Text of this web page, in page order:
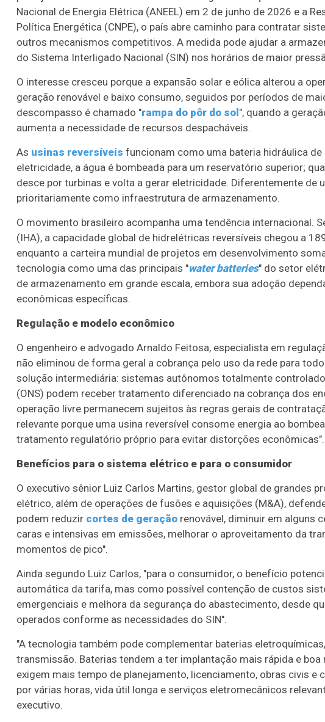
Nacional de Energia Elétrica (ANEEL) em 2 de junho de 2026 e a
Política Energética (CNPE), o país abre caminho para contratar
outros mecanismos competitivos. A medida pode ajudar a
do Sistema Interligado Nacional (SIN) nos horários de maior
O interesse cresceu porque a expansão solar e eólica alterou a
geração renovável e baixo consumo, seguidos por períodos de
descompasso é chamado "rampa do pôr do sol", quando a
aumenta a necessidade de recursos despacháveis.
As usinas reversíveis funcionam como uma bateria hidráulica
eletricidade, a água é bombeada para um reservatório superior;
desce por turbinas e volta a gerar eletricidade. Diferentemente de
prioritariamente como infraestrutura de armazenamento.
O movimento brasileiro acompanha uma tendência internacional.
(IHA), a capacidade global de hidrelétricas reversíveis chegou a
enquanto a carteira mundial de projetos em desenvolvimento
tecnologia como uma das principais "water batteries" do setor
de armazenamento em grande escala, embora sua adoção
econômicas específicas.
Regulação e modelo econômico
O engenheiro e advogado Arnaldo Feitosa, especialista em
não eliminou de forma geral a cobrança pelo uso da rede para
solução intermediária: sistemas autônomos totalmente
(ONS) podem receber tratamento diferenciado na cobrança dos
operação livre permanecem sujeitos às regras gerais de
relevante porque uma usina reversível consome energia ao
tratamento regulatório próprio para evitar distorções econômicas".
Benefícios para o sistema elétrico e para o consumidor
O executivo sênior Luiz Carlos Martins, gestor global de grandes
elétrico, além de operações de fusões e aquisições (M&A),
podem reduzir cortes de geração renovável, diminuir em alguns
caras e intensivas em emissões, melhorar o aproveitamento da
momentos de pico".
Ainda segundo Luiz Carlos, "para o consumidor, o benefício
automática da tarifa, mas como possível contenção de custos
emergenciais e melhora da segurança do abastecimento, desde
operados conforme as necessidades do SIN".
"A tecnologia também pode complementar baterias
transmissão. Baterias tendem a ter implantação mais rápida e
exigem mais tempo de planejamento, licenciamento, obras civis e
por várias horas, vida útil longa e serviços eletromecânicos
executivo.